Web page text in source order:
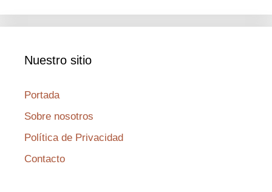
Nuestro sitio
Portada
Sobre nosotros
Política de Privacidad
Contacto